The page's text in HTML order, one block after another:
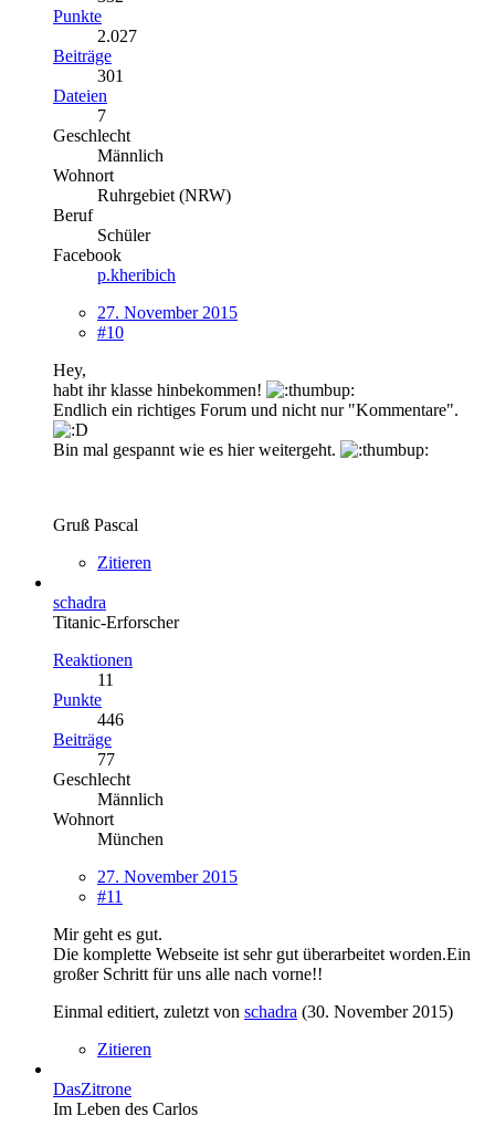
Punkte
2.027
Beiträge
301
Dateien
7
Geschlecht
Männlich
Wohnort
Ruhrgebiet (NRW)
Beruf
Schüler
Facebook
p.kheribich
27. November 2015
#10
Hey,
habt ihr klasse hinbekommen!
Endlich ein richtiges Forum und nicht nur "Kommentare".
Bin mal gespannt wie es hier weitergeht.
Gruß Pascal
Zitieren
schadra
Titanic-Erforscher
Reaktionen
11
Punkte
446
Beiträge
77
Geschlecht
Männlich
Wohnort
München
27. November 2015
#11
Mir geht es gut.
Die komplette Webseite ist sehr gut überarbeitet worden.Ein
großer Schritt für uns alle nach vorne!!
Einmal editiert, zuletzt von schadra (30. November 2015)
Zitieren
DasZitrone
Im Leben des Carlos